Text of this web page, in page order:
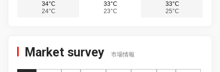
34°C
24°C
33°C
23°C
33°C
25°C
Market survey 市場情報